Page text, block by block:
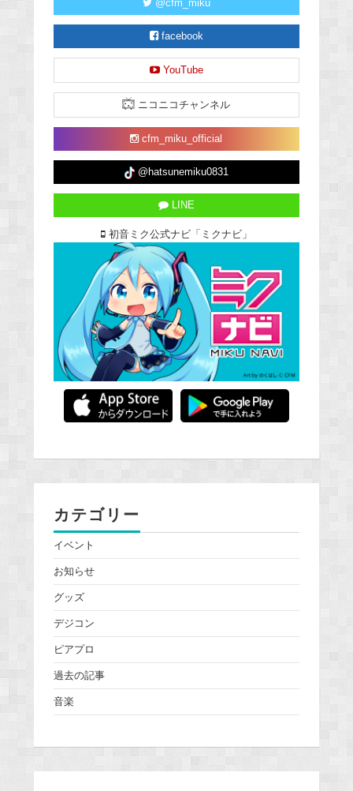
@cfm_miku
facebook
YouTube
ニコニコチャンネル
cfm_miku_official
@hatsunemiku0831
LINE
初音ミク公式ナビ「ミクナビ」
カテゴリー
イベント
お知らせ
グッズ
デジコン
ピアプロ
過去の記事
音楽